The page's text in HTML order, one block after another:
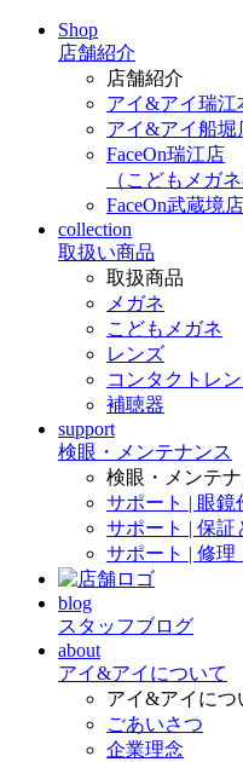
Shop
店舗紹介
店舗紹介
アイ&アイ瑞江
アイ&アイ船堀
FaceOn瑞江店
（こどもメガ
FaceOn武蔵境店
collection
取扱い商品
取扱商品
メガネ
こどもメガネ
レンズ
コンタクトレ
補聴器
support
検眼・メンテナンス
検眼・メンテ
サポート | 眼鏡
サポート | 保証
サポート | 修理
blog
スタッフブログ
about
アイ&アイについて
アイ&アイにつ
ごあいさつ
企業理念